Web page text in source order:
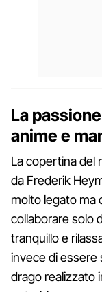
La
anime e
La copertina del
da Frederik
molto legato ma
collaborare solo
tranquillo e
invece di essere
drago realizzato